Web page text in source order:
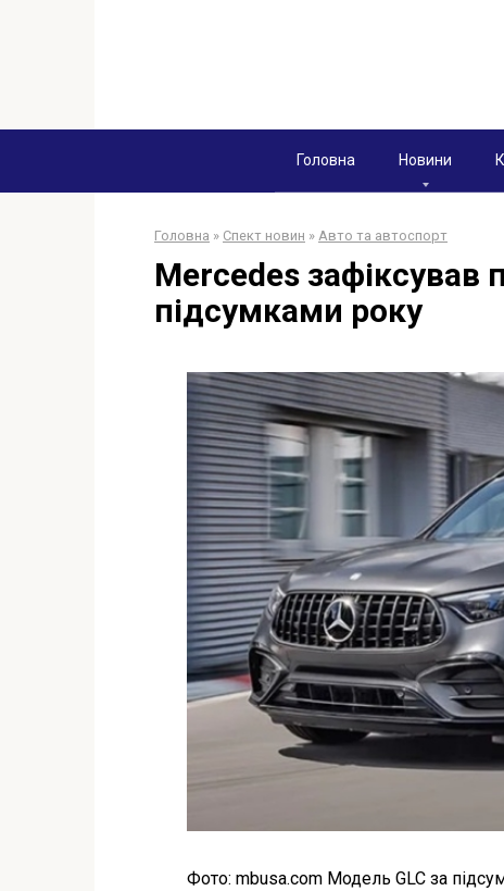
Головна Новини
Головна » Спект новин » Авто та автоспорт
Mercedes зафіксував
підсумками року
Фото: mbusa.com Модель GLC за